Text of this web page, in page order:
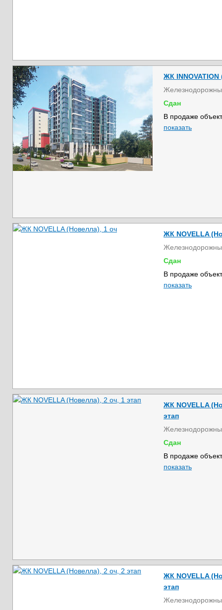
ЖК
Сдан
В продаже
показать
ЖК NOVELLA
Сдан
В продаже
показать
ЖК NOVELLA
этап
Сдан
В продаже
показать
ЖК NOVELLA
этап